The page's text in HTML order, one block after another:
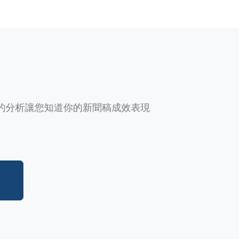
分析讓您知道你的新聞稿成效表現